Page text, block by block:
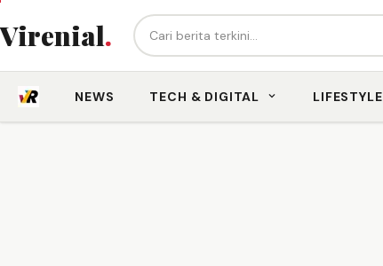
Virenial. Cari berita...
NEWS TECH & DIGITAL LIFESTYLE